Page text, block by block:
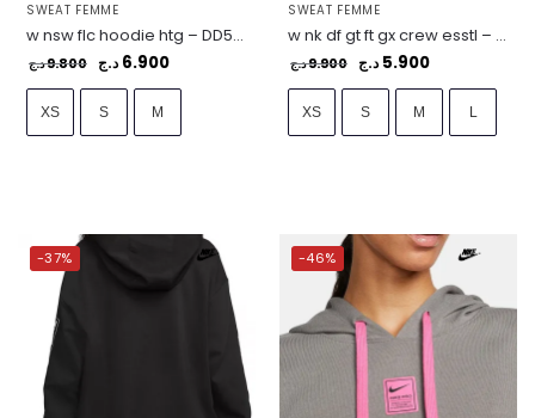
SWEAT FEMME
w nsw flc hoodie htg – DD5673-715
9.800د.ج 6.900 د.ج
XS S M
SWEAT FEMME
w nk df gt ft gx crew esstl – DQ5542-091
9.900د.ج 5.900 د.ج
XS S M L
-37% -46%